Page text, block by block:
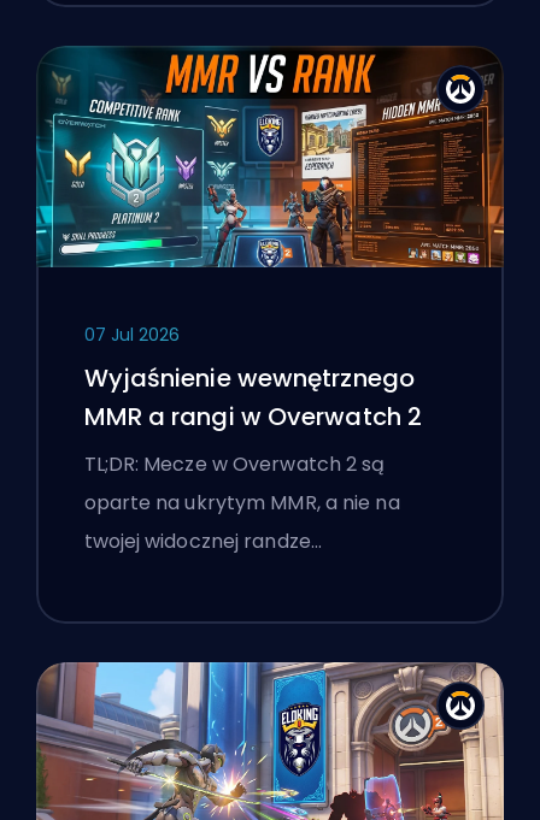
07 Jul 2026
Wyjaśnienie wewnętrznego
MMR a rangi w Overwatch 2
TL;DR: Mecze w Overwatch 2 są
oparte na ukrytym MMR, a nie na
twojej widocznej randze…